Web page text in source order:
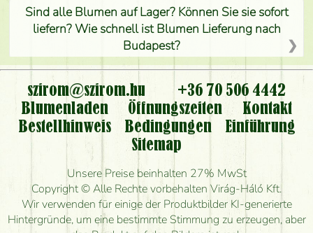
Sind alle Blumen auf Lager? Können Sie sie sofort
liefern? Wie schnell ist Blumen Lieferung nach
Budapest?
Ist der Blumenladen non stop geöffnet?
Kann ich den bestellten Blumenstrauß persönlich
nehmen oder nur per Blumenversand?
Ist eine Bestellung für ländliche Gebiete möglich?
Wie lange kann ich heute Blumen mit Lieferung
bestellen?
szirom@szirom.hu
+36 70 506 4442
Blumenladen
Öffnungszeiten
Kontakt
Bestellhinweis
Bedingungen
Einführung
Sitemap
Unsere Preise beinhalten 27% MwSt
Copyright © Alle Rechte vorbehalten Virág-Háló Kft.
Wir verwenden für einige der Produktbilder KI-generierte
Hintergründe, um eine bestimmte Stimmung zu erzeugen, aber